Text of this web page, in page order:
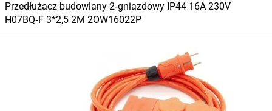
Przedłużacz budowlany 2‑gniazdowy IP44 16A 230V
H07BQ‑F 3*2,5 2M 2OW16022P